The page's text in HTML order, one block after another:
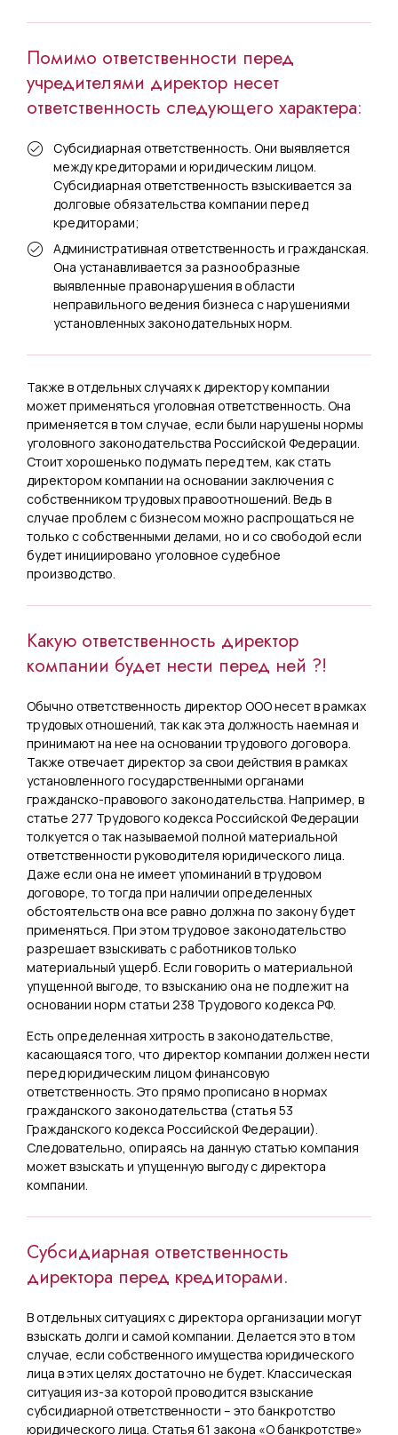
Помимо ответственности перед
учредителями директор несет
ответственность следующего характера:
Субсидиарная ответственность. Они выявляется
между кредиторами и юридическим лицом.
Субсидиарная ответственность взыскивается за
долговые обязательства компании перед
кредиторами;
Административная ответственность и гражданская.
Она устанавливается за разнообразные
выявленные правонарушения в области
неправильного ведения бизнеса с нарушениями
установленных законодательных норм.
Также в отдельных случаях к директору компании
может применяться уголовная ответственность. Она
применяется в том случае, если были нарушены нормы
уголовного законодательства Российской Федерации.
Стоит хорошенько подумать перед тем, как стать
директором компании на основании заключения с
собственником трудовых правоотношений. Ведь в
случае проблем с бизнесом можно распрощаться не
только с собственными делами, но и со свободой если
будет инициировано уголовное судебное
производство.
Какую ответственность директор
компании будет нести перед ней ?!
Обычно ответственность директор ООО несет в рамках
трудовых отношений, так как эта должность наемная и
принимают на нее на основании трудового договора.
Также отвечает директор за свои действия в рамках
установленного государственными органами
гражданско-правового законодательства. Например, в
статье 277 Трудового кодекса Российской Федерации
толкуется о так называемой полной материальной
ответственности руководителя юридического лица.
Даже если она не имеет упоминаний в трудовом
договоре, то тогда при наличии определенных
обстоятельств она все равно должна по закону будет
применяться. При этом трудовое законодательство
разрешает взыскивать с работников только
материальный ущерб. Если говорить о материальной
упущенной выгоде, то взысканию она не подлежит на
основании норм статьи 238 Трудового кодекса РФ.
Есть определенная хитрость в законодательстве,
касающаяся того, что директор компании должен нести
перед юридическим лицом финансовую
ответственность. Это прямо прописано в нормах
гражданского законодательства (статья 53
Гражданского кодекса Российской Федерации).
Следовательно, опираясь на данную статью компания
может взыскать и упущенную выгоду с директора
компании.
Субсидиарная ответственность
директора перед кредиторами.
В отдельных ситуациях с директора организации могут
взыскать долги и самой компании. Делается это в том
случае, если собственного имущества юридического
лица в этих целях достаточно не будет. Классическая
ситуация из-за которой проводится взыскание
субсидиарной ответственности – это банкротство
юридического лица. Статья 61 закона «О банкротстве»